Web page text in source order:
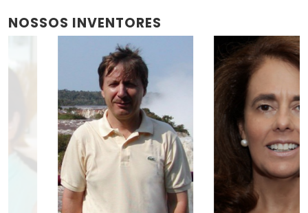
NOSSOS INVENTORES